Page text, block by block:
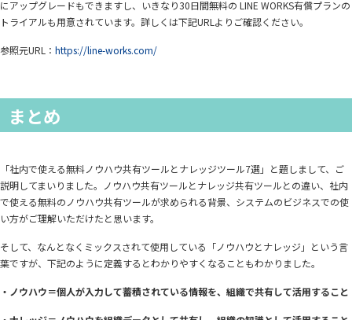
にアップグレードもできますし、いきなり30日間無料の LINE WORKS有償プランの
トライアルも用意されています。詳しくは下記URLよりご確認ください。
参照元URL： https://line-works.com/
まとめ
「社内で使える無料ノウハウ共有ツールとナレッジツール7選」と題しまして、ご
説明してまいりました。ノウハウ共有ツールとナレッジ共有ツールとの違い、社内
で使える無料のノウハウ共有ツールが求められる背景、システムのビジネスでの使
い方がご理解いただけたと思います。
そして、なんとなくミックスされて使用している「ノウハウとナレッジ」という言
葉ですが、下記のように定義するとわかりやすくなることもわかりました。
・ノウハウ＝個人が入力して蓄積されている情報を、組織で共有して活用すること